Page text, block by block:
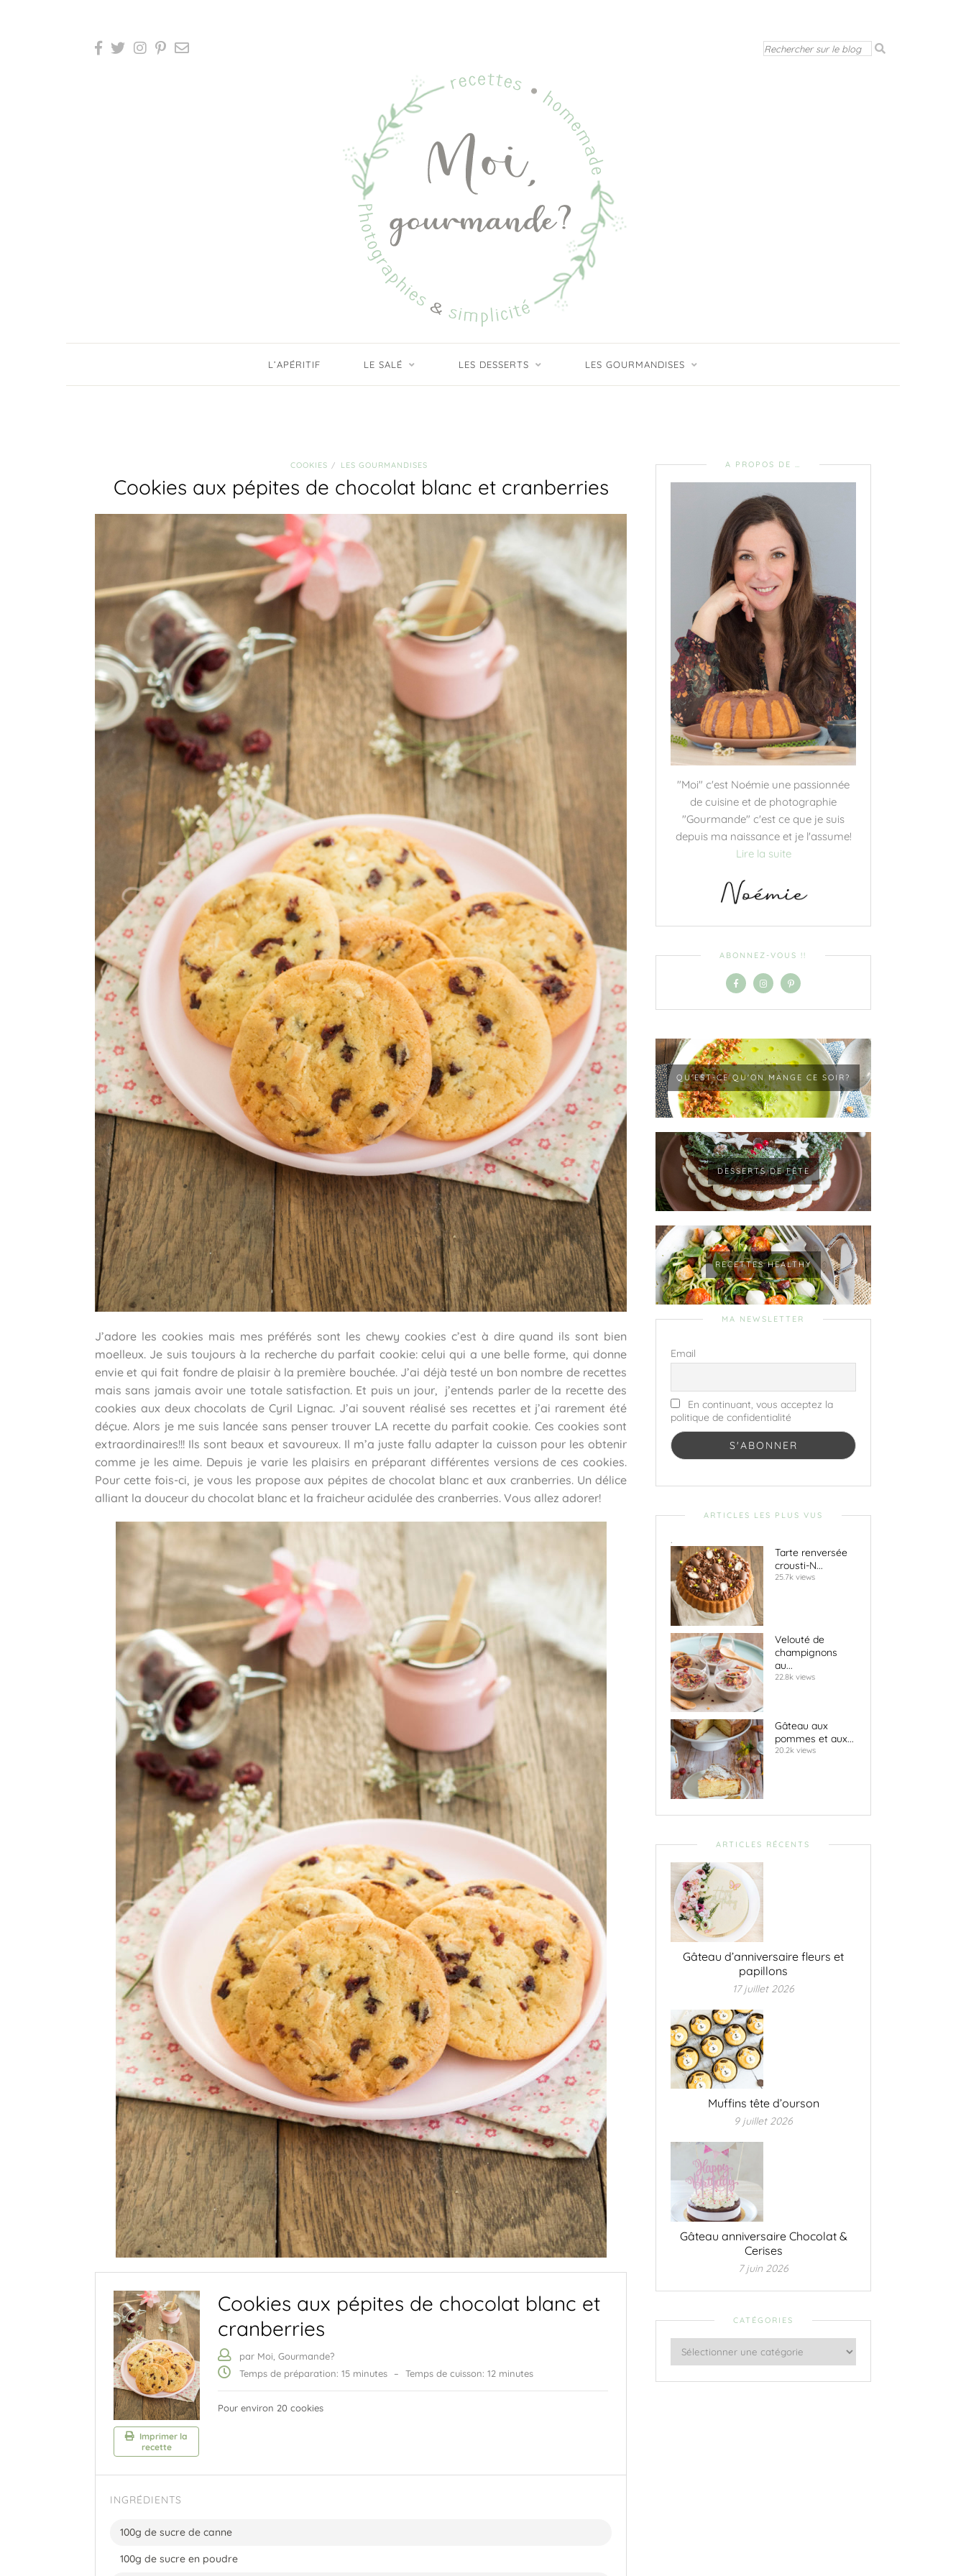
L’APÉRITIF LE SALÉ LES DESSERTS LES GOURMANDISES
COOKIES / LES GOURMANDISES
Cookies aux pépites de chocolat blanc et cranberries
J’adore les cookies mais mes préférés sont les chewy cookies c’est à dire quand ils sont bien
moelleux. Je suis toujours à la recherche du parfait cookie: celui qui a une belle forme, qui donne
envie et qui fait fondre de plaisir à la première bouchée. J’ai déjà testé un bon nombre de recettes
mais sans jamais avoir une totale satisfaction. Et puis un jour, j’entends parler de la recette des
cookies aux deux chocolats de Cyril Lignac. J’ai souvent réalisé ses recettes et j’ai rarement été
déçue. Alors je me suis lancée sans penser trouver LA recette du parfait cookie. Ces cookies sont
extraordinaires!!! Ils sont beaux et savoureux. Il m’a juste fallu adapter la cuisson pour les obtenir
comme je les aime. Depuis je varie les plaisirs en préparant différentes versions de ces cookies.
Pour cette fois-ci, je vous les propose aux pépites de chocolat blanc et aux cranberries. Un délice
alliant la douceur du chocolat blanc et la fraicheur acidulée des cranberries. Vous allez adorer!
Imprimer la
recette
Cookies aux pépites de chocolat blanc et
cranberries
par Moi, Gourmande?
Temps de préparation: 15 minutes
– Temps de cuisson: 12 minutes
Pour environ 20 cookies
INGRÉDIENTS
100g de sucre de canne
100g de sucre en poudre
A PROPOS DE …
"Moi" c'est Noémie une passionnée
de cuisine et de photographie
"Gourmande" c'est ce que je suis
depuis ma naissance et je l'assume!
Lire la suite
ABONNEZ-VOUS !!
QU'EST-CE QU'ON MANGE CE SOIR?
DESSERTS DE FÊTE
RECETTES HEALTHY
MA NEWSLETTER
Email
En continuant, vous acceptez la
politique de confidentialité
ARTICLES LES PLUS VUS
.
Tarte renversée
crousti-N...
25.7k views
Velouté de
champignons
au...
22.8k views
Gâteau aux
pommes et aux...
20.2k views
ARTICLES RÉCENTS
Gâteau d’anniversaire fleurs et
papillons
17 juillet 2026
Muffins tête d’ourson
9 juillet 2026
Gâteau anniversaire Chocolat &
Cerises
7 juin 2026
CATÉGORIES